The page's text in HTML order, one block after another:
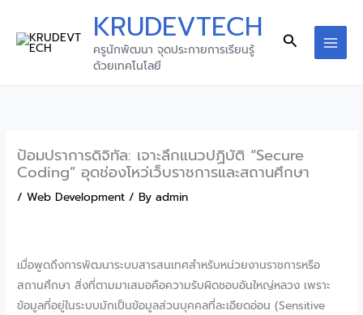
content
KRUDEVTECH
ครูนักพัฒนา จุดประกายการเรียนรู้
ด้วยเทคโนโลยี
Search
ป้อมปราการดิจิทัล: เจาะลึกแนวปฏิบัติ “Secure
Coding” อุดช่องโหว่เว็บราชการและสถานศึกษา
/Web Development / Byadmin
เมื่อพูดถึงการพัฒนาระบบสารสนเทศสำหรับหน่วยงานราชการหรือ
สถานศึกษา สิ่งที่ตามมาเสมอคือความรับผิดชอบอันใหญ่หลวง เพราะ
ข้อมูลที่อยู่ในระบบมักเป็นข้อมูลส่วนบุคคลที่ละเอียดอ่อน (Sensitive